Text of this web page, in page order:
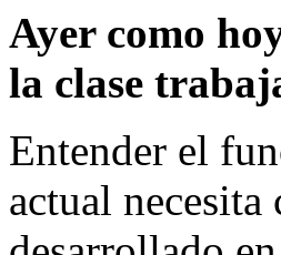
Ayer como
la clase
Entender el
actual necesita